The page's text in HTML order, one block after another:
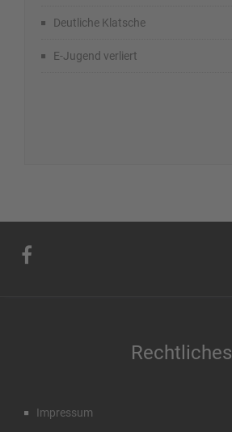
Deutliche Klatsche
E-Jugend verliert
Rechtliches
Impressum